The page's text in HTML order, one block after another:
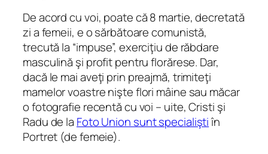
De acord cu voi, poate că 8 martie, decretată
zi a femeii, e o sărbătoare comunistă,
trecută la “impuse”, exerciţiu de răbdare
masculină şi profit pentru florărese. Dar,
dacă le mai aveţi prin preajmă, trimiteţi
mamelor voastre nişte flori mâine sau măcar
o fotografie recentă cu voi – uite, Cristi şi
Radu de la Foto Union sunt specialiştiîn
Portret (de femeie).